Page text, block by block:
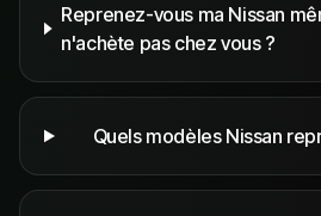
Reprenez-vous ma Nissan
n'achète pas chez vous ?
Quels modèles Nissan